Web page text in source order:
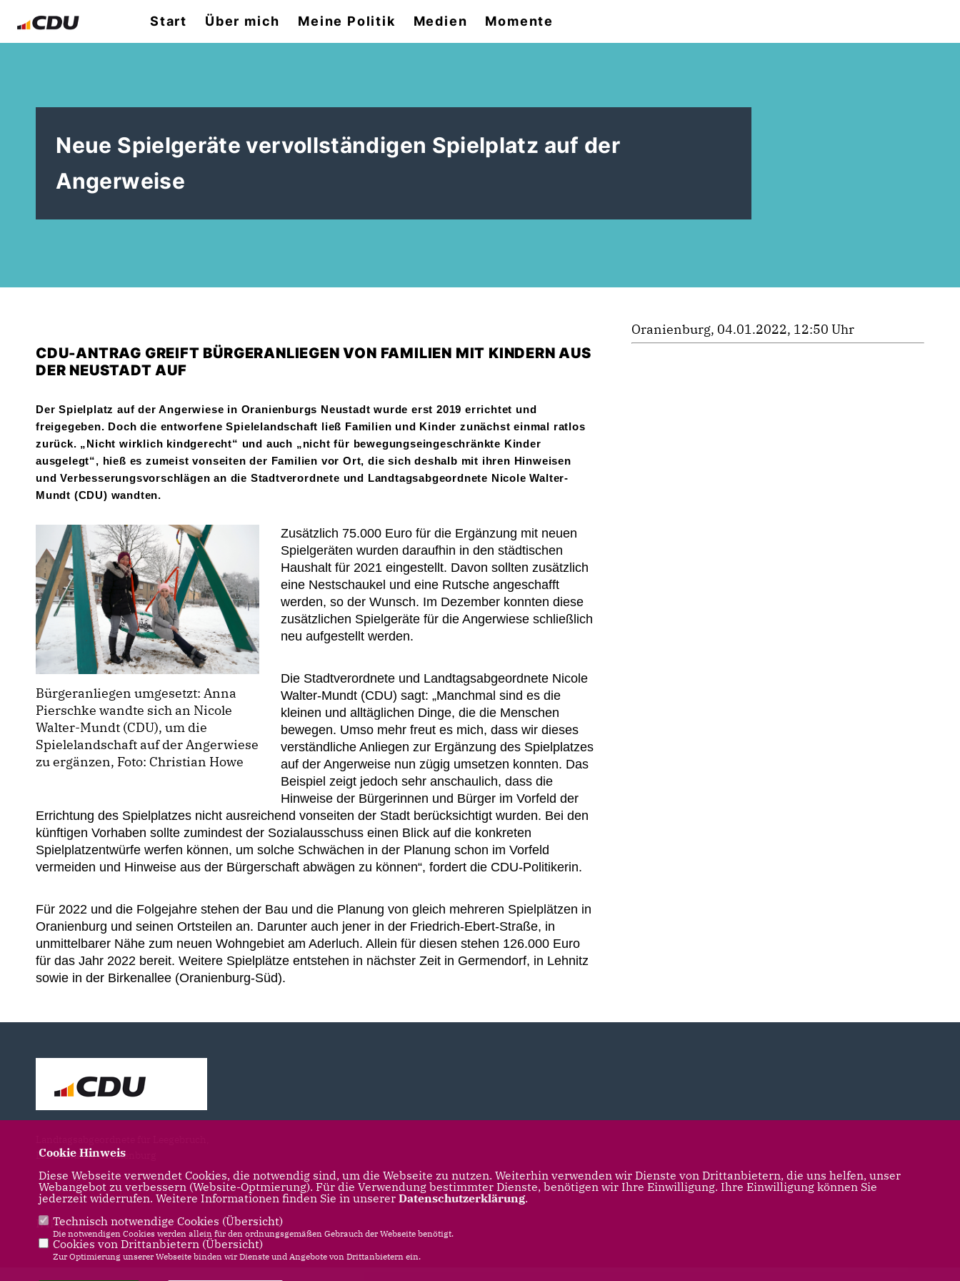
Start Über mich Meine Politik Medien Momente
Neue Spielgeräte vervollständigen Spielplatz auf der
Angerweise
CDU-ANTRAG GREIFT BÜRGERANLIEGEN VON FAMILIEN MIT KINDERN AUS
DER NEUSTADT AUF
Der Spielplatz auf der Angerwiese in Oranienburgs Neustadt wurde erst 2019 errichtet und
freigegeben. Doch die entworfene Spielelandschaft ließ Familien und Kinder zunächst einmal ratlos
zurück. „Nicht wirklich kindgerecht“ und auch „nicht für bewegungseingeschränkte Kinder
ausgelegt“, hieß es zumeist vonseiten der Familien vor Ort, die sich deshalb mit ihren Hinweisen
und Verbesserungsvorschlägen an die Stadtverordnete und Landtagsabgeordnete Nicole Walter-
Mundt (CDU) wandten.
Bürgeranliegen umgesetzt: Anna
Pierschke wandte sich an Nicole
Walter-Mundt (CDU), um die
Spielelandschaft auf der Angerwiese
zu ergänzen, Foto: Christian Howe
Zusätzlich 75.000 Euro für die Ergänzung mit neuen
Spielgeräten wurden daraufhin in den städtischen
Haushalt für 2021 eingestellt. Davon sollten zusätzlich
eine Nestschaukel und eine Rutsche angeschafft
werden, so der Wunsch. Im Dezember konnten diese
zusätzlichen Spielgeräte für die Angerwiese schließlich
neu aufgestellt werden.
Die Stadtverordnete und Landtagsabgeordnete Nicole
Walter-Mundt (CDU) sagt: „Manchmal sind es die
kleinen und alltäglichen Dinge, die die Menschen
bewegen. Umso mehr freut es mich, dass wir dieses
verständliche Anliegen zur Ergänzung des Spielplatzes
auf der Angerweise nun zügig umsetzen konnten. Das
Beispiel zeigt jedoch sehr anschaulich, dass die
Hinweise der Bürgerinnen und Bürger im Vorfeld der
Errichtung des Spielplatzes nicht ausreichend vonseiten der Stadt berücksichtigt wurden. Bei den
künftigen Vorhaben sollte zumindest der Sozialausschuss einen Blick auf die konkreten
Spielplatzentwürfe werfen können, um solche Schwächen in der Planung schon im Vorfeld
vermeiden und Hinweise aus der Bürgerschaft abwägen zu können“, fordert die CDU-Politikerin.
Für 2022 und die Folgejahre stehen der Bau und die Planung von gleich mehreren Spielplätzen in
Oranienburg und seinen Ortsteilen an. Darunter auch jener in der Friedrich-Ebert-Straße, in
unmittelbarer Nähe zum neuen Wohngebiet am Aderluch. Allein für diesen stehen 126.000 Euro
für das Jahr 2022 bereit. Weitere Spielplätze entstehen in nächster Zeit in Germendorf, in Lehnitz
sowie in der Birkenallee (Oranienburg-Süd).
Oranienburg, 04.01.2022, 12:50 Uhr
Liebenwalde, Oranienburg
IMPRESSUM DATENSCHUTZ KONTAKT
Cookie Hinweis
Diese Webseite verwendet Cookies, die notwendig sind, um die Webseite zu nutzen. Weiterhin verwenden wir Dienste von Drittanbietern, die uns helfen, unser
Webangebot zu verbessern (Website-Optmierung). Für die Verwendung bestimmter Dienste, benötigen wir Ihre Einwilligung. Ihre Einwilligung können Sie
jederzeit widerrufen. Weitere Informationen finden Sie in unserer Datenschutzerklärung.
Technisch notwendige Cookies (Übersicht)
Die notwendigen Cookies werden allein für den ordnungsgemäßen Gebrauch der Webseite benötigt.
Cookies von Drittanbietern (Übersicht)
Zur Optimierung unserer Webseite binden wir Dienste und Angebote von Drittanbietern ein.